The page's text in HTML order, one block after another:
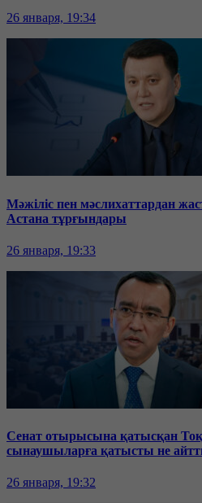
26 января, 19:34
Мәжіліс пен мәслихаттардан
Астана тұрғындары
26 января, 19:33
Сенат отырысына қатысқан
сынаушыларға қатысты не
26 января, 19:32